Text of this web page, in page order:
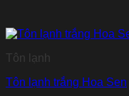
Tôn lạnh
Tôn lạnh trắng Hoa Sen